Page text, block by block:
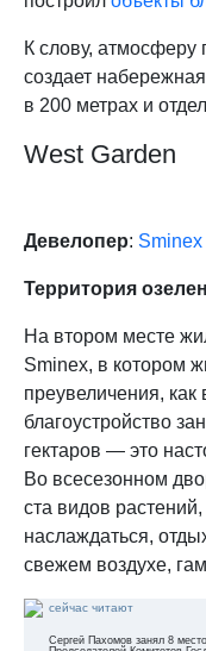
К слову, атмосферу
создает
в 200 метрах и
West Garden
Девелопер: Sminex
Территория
На втором месте
Sminex, в котором
преувеличения, как
благоустройство
гектаров — это
Во всесезонном
ста видов
наслаждаться,
свежем воздухе,
сейчас читают
Сергей Пахомов занял 8